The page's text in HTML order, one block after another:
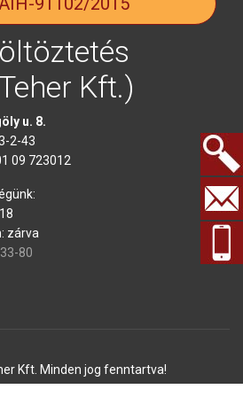
Kft.)
u. 8.
2-43
09 723012
zárva
80
Kft. Minden jog fenntartva!